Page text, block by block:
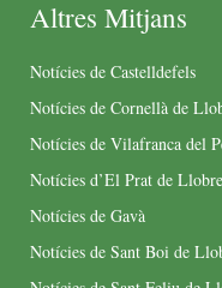
Altres Mitjans
Notícies de Castelldefels
Notícies de Cornellà de
Notícies de Vilafranca del
Notícies d’El Prat de
Notícies de Gavà
Notícies de Sant Boi de